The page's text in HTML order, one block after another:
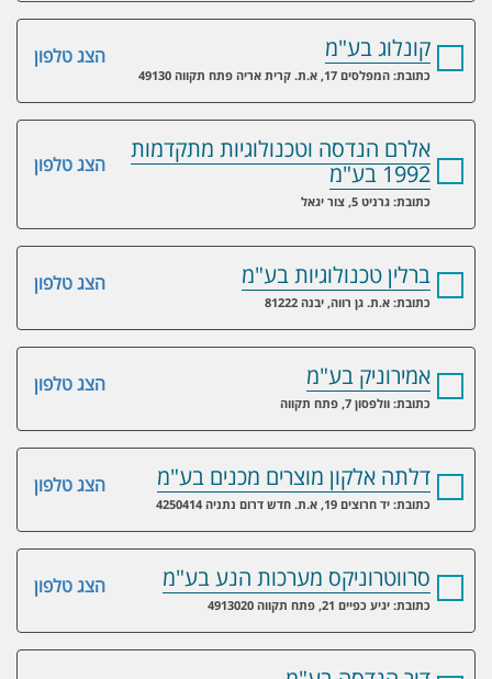
הצג טלפון קונלוג בע"מ
כתובת: המפלסים 17, א.ת. קרית אריה פתח תקווה 49130
הצג טלפון
אלרם הנדסה וטכנולוגיות מתקדמות
1992 בע"מ
כתובת: גרניט 5, צור יגאל
הצג טלפון ברלין טכנולוגיות בע"מ
כתובת: א.ת. גן רווה, יבנה 81222
הצג טלפון אמירוניק בע"מ
כתובת: וולפסון 7, פתח תקווה
הצג טלפון דלתה אלקון מוצרים מכנים בע"מ
כתובת: יד חרוצים 19, א.ת. חדש דרום נתניה 4250414
הצג טלפון סרווטרוניקס מערכות הנע בע"מ
כתובת: יגיע כפיים 21, פתח תקווה 4913020